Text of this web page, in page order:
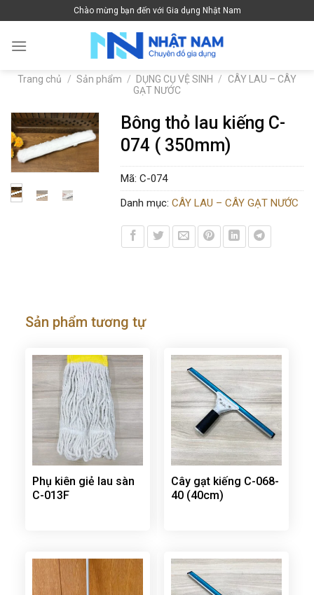
to
content
Chào mừng bạn đến với Gia dụng Nhật Nam
Trang chủ / Sản phẩm / DỤNG CỤ VỆ SINH /
CÂY LAU – CÂY
GẠT NƯỚC
Bông thỏ lau kiếng C-
074 ( 350mm)
Mã: C-074
Danh mục: CÂY LAU – CÂY GẠT NƯỚC
Sản phẩm tương tự
Phụ kiên giẻ lau sàn
C-013F
Cây gạt kiếng C-068-
40 (40cm)